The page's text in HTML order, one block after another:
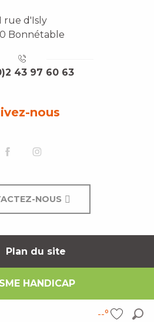
--°
rue d'Isly
Bonnétable
43 97 60 63
nous
NOUS
Plan du site
HANDICAP